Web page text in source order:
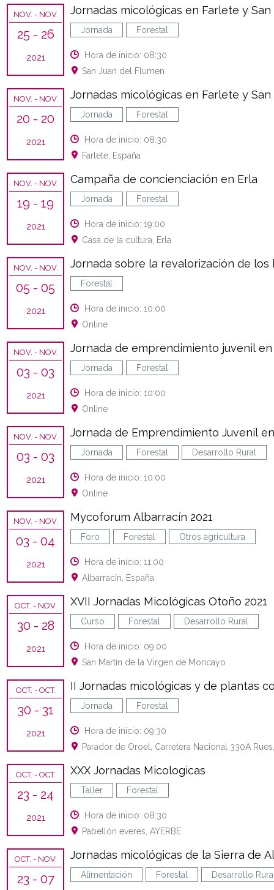
NOV. - NOV.
25 - 26
2021
Jornadas micológicas en Farlete y
Jornada Forestal
Hora de inicio: 08:30
San Juan del Flumen
NOV. - NOV.
20 - 20
2021
Jornadas micológicas en Farlete y
Jornada Forestal
Hora de inicio: 08:30
Farlete, España
NOV. - NOV.
19 - 19
2021
Campaña de concienciación en Erla
Jornada Forestal
Hora de inicio: 19:00
Casa de la cultura, Erla
NOV. - NOV.
05 - 05
2021
Jornada sobre la revalorización de los
Forestal
Hora de inicio: 10:00
Online
NOV. - NOV.
03 - 03
2021
Jornada de emprendimiento juvenil
Jornada Forestal
Hora de inicio: 10:00
Online
NOV. - NOV.
03 - 03
2021
Jornada de Emprendimiento Juvenil
Jornada Forestal Desarrollo Rural
Hora de inicio: 10:00
Online
NOV. - NOV.
03 - 04
2021
Mycoforum Albarracín 2021
Foro Forestal Otros agricultura
Hora de inicio: 11:00
Albarracín, España
OCT. - NOV.
30 - 28
2021
XVII Jornadas Micológicas Otoño 2021
Curso Forestal Desarrollo Rural
Hora de inicio: 09:00
San Martín de la Virgen de Moncayo
OCT. - OCT.
30 - 31
2021
II Jornadas micológicas y de plantas
Jornada Forestal
Hora de inicio: 09:30
Parador de Oroel, Carretera Nacional 330A
OCT. - OCT.
23 - 24
2021
XXX Jornadas Micologicas
Taller Forestal
Hora de inicio: 08:30
Pabellón everes, AYERBE
OCT. - NOV.
23 - 07
Jornadas micológicas de la Sierra de
Alimentación Forestal Desarrollo